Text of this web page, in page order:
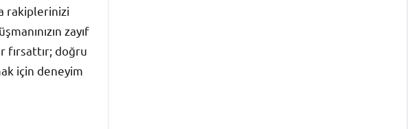
rakiplerinizi
zayıf
fırsattır; doğru
için deneyim